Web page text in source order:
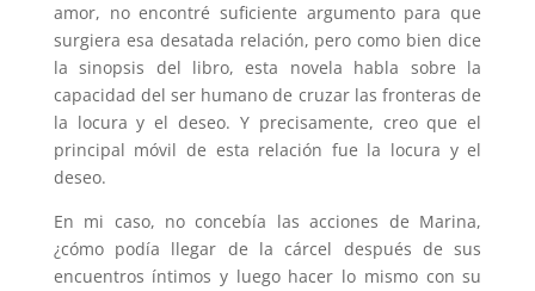
amor, no encontré suficiente argumento para que
surgiera esa desatada relación, pero como bien dice
la sinopsis del libro, esta novela habla sobre la
capacidad del ser humano de cruzar las fronteras de
la locura y el deseo. Y precisamente, creo que el
principal móvil de esta relación fue la locura y el
deseo.
En mi caso, no concebía las acciones de Marina,
¿cómo podía llegar de la cárcel después de sus
encuentros íntimos y luego hacer lo mismo con su